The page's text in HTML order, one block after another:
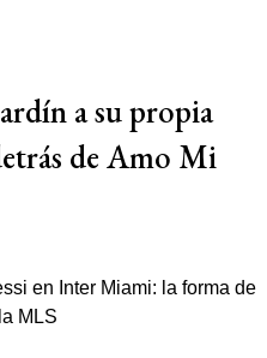
a su propia
de Amo Mi